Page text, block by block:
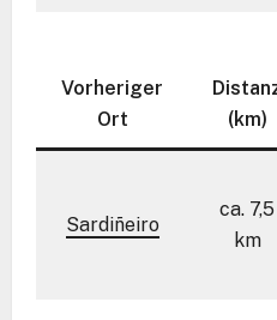
Vorheriger
Ort
(km)
Sardiñeiro
ca. 7,5
km